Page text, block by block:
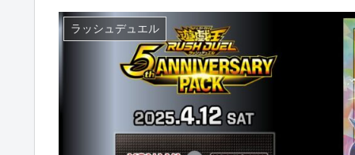
ラッシュデュエル